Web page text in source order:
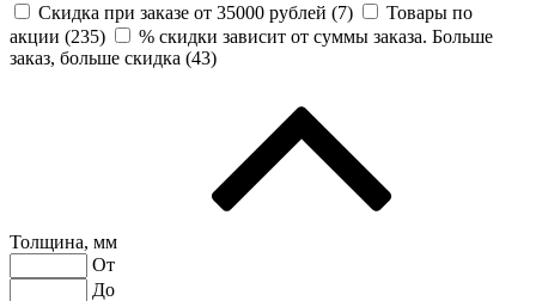
Скидка при заказе от 35000 рублей (7)
Товары по
акции (235)
% скидки зависит от суммы заказа. Больше
заказ, больше скидка (43)
Толщина, мм
От
До